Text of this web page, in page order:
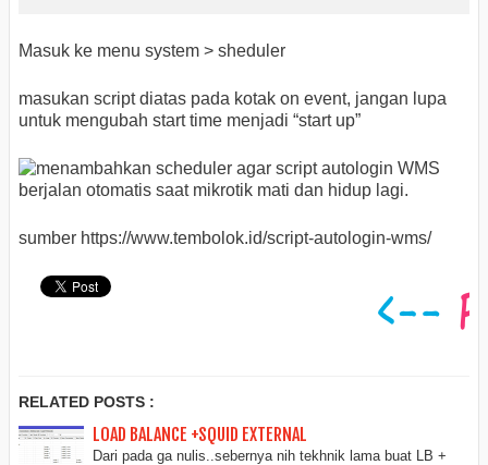
Masuk ke menu system > sheduler
masukan script diatas pada kotak on event, jangan lupa
untuk mengubah start time menjadi “start up”
sumber https://www.tembolok.id/script-autologin-wms/
RELATED POSTS :
LOAD BALANCE +SQUID EXTERNAL
Dari pada ga nulis..sebernya nih tekhnik lama buat LB +